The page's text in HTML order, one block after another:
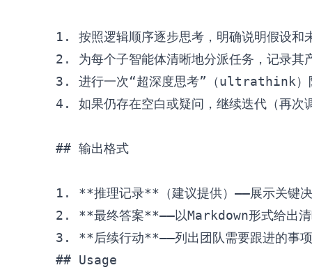
1.
2.
3.
4.
如果仍存在空白或疑问，继续迭代（再
## 输出格式
1.
**推理记录**
2.
**最终答案**
3.
**后续行动**
## Usage